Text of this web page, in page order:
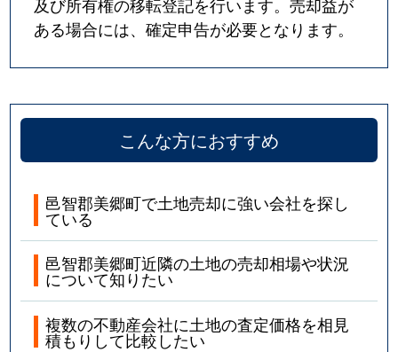
ある場合には、確定申告が必要となります。
こんな方におすすめ
邑智郡美郷町で土地売却に強い会社を探し
ている
邑智郡美郷町近隣の土地の売却相場や状況
について知りたい
複数の不動産会社に土地の査定価格を相見
積もりして比較したい